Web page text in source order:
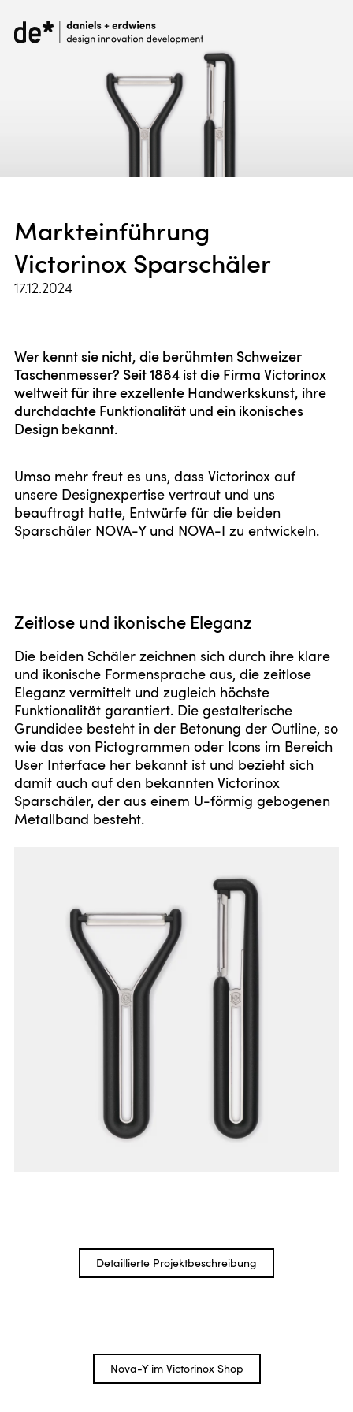
Markteinführung
Victorinox Sparschäler
17.12.2024
Wer kennt sie nicht, die berühmten Schweizer
Taschenmesser? Seit 1884 ist die Firma Victorinox
weltweit für ihre exzellente Handwerkskunst, ihre
durchdachte Funktionalität und ein ikonisches
Design bekannt.
Umso mehr freut es uns, dass Victorinox auf
unsere Designexpertise vertraut und uns
beauftragt hatte, Entwürfe für die beiden
Sparschäler NOVA-Y und NOVA-I zu entwickeln.
Zeitlose und ikonische Eleganz
Die beiden Schäler zeichnen sich durch ihre klare
und ikonische Formensprache aus, die zeitlose
Eleganz vermittelt und zugleich höchste
Funktionalität garantiert. Die gestalterische
Grundidee besteht in der Betonung der Outline, so
wie das von Pictogrammen oder Icons im Bereich
User Interface her bekannt ist und bezieht sich
damit auch auf den bekannten Victorinox
Sparschäler, der aus einem U-förmig gebogenen
Metallband besteht.
Detaillierte Projektbeschreibung
Nova-Y im Victorinox Shop